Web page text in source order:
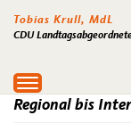
Tobias Krull, MdL
CDU
Toggle
navigation
Regional bis